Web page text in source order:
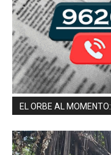
EL ORBE AL MOMENTO: